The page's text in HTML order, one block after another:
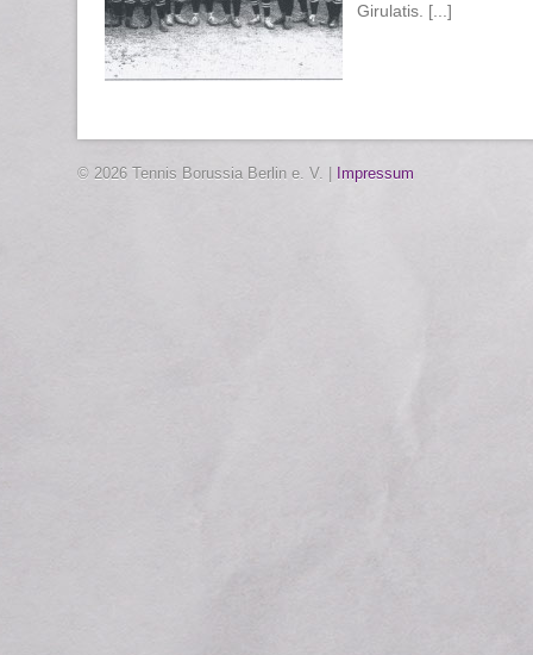
Girulatis. [...]
© 2026 Tennis Borussia Berlin e. V. | Impressum